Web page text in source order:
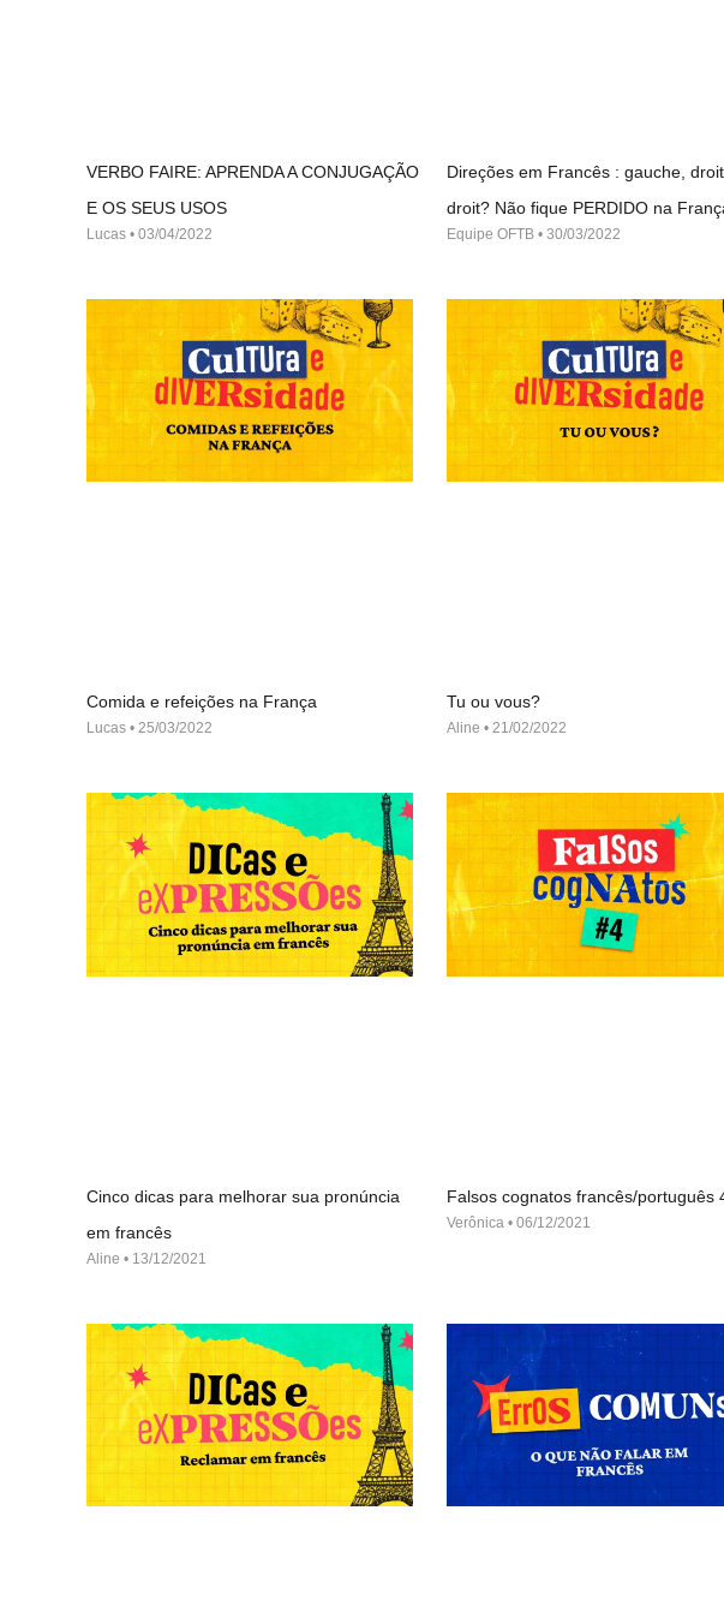
VERBO FAIRE: APRENDA A CONJUGAÇÃO
E OS SEUS USOS
Lucas 03/04/2022
Direções em Francês : gauche,
droit? Não fique PERDIDO na
Equipe OFTB 30/03/2022
Comida e refeições na França
Lucas 25/03/2022
Tu ou vous?
Aline 21/02/2022
Cinco dicas para melhorar sua pronúncia
em francês
Aline 13/12/2021
Falsos cognatos francês/português
Verônica 06/12/2021